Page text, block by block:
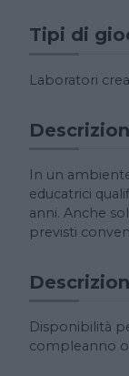
Tipi di
Laboratori
In un
educatrici
anni. Anche
previsti
Disponibilità
compleanno